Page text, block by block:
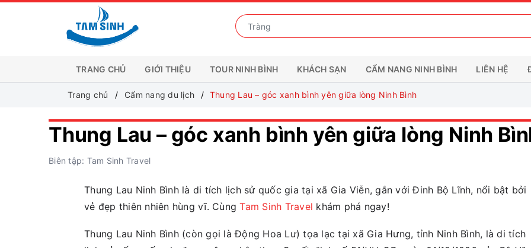
TRANG CHỦ GIỚI THIỆU TOUR NINH BÌNH KHÁCH SẠN CẨM NANG NINH BÌNH LIÊN HỆ
Trang chủ Cẩm nang du lịch Thung Lau – góc xanh bình yên giữa lòng Ninh Bình
Thung Lau – góc xanh bình yên giữa lòng Ninh
Biên tập: Tam Sinh Travel
Thung Lau Ninh Bình là di tích lịch sử quốc gia tại xã Gia Viễn, gắn với Đinh Bộ Lĩnh, nổi bật bởi
vẻ đẹp thiên nhiên hùng vĩ. CùngTam Sinh Travel khám phá ngay!
Thung Lau Ninh Bình (còn gọi là Động Hoa Lư) tọa lạc tại xã Gia Hưng, tỉnh Ninh Bình, là di tích